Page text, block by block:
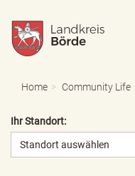
Home Community Life
Ihr Standort:
Standort auswählen